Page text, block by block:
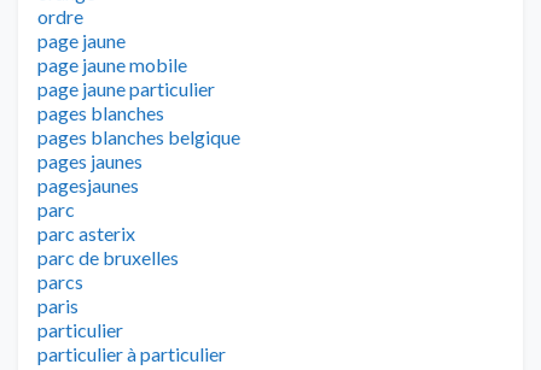
ordre
page jaune
page jaune mobile
page jaune particulier
pages blanches
pages blanches belgique
pages jaunes
pagesjaunes
parc
parc asterix
parc de bruxelles
parcs
paris
particulier
particulier à particulier